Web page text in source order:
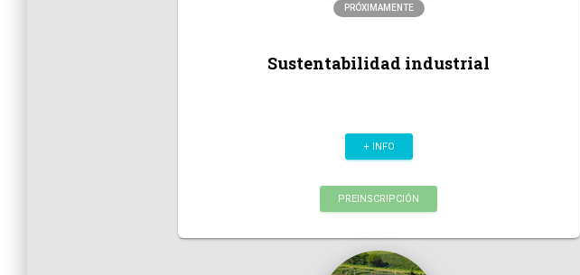
PRÓXIMAMENTE
Sustentabilidad industrial
+ INFO
PREINSCRIPCIÓN